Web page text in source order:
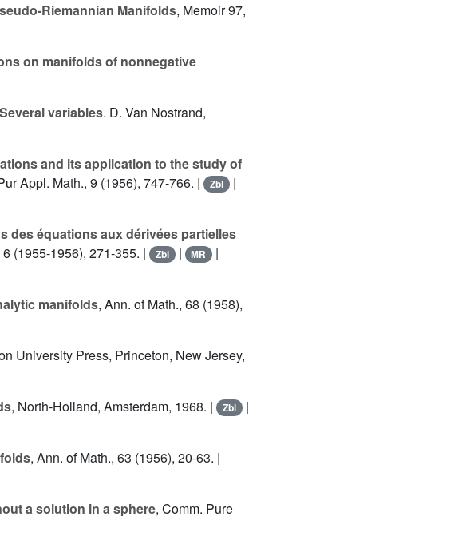
Riemannian Manifolds, Memoir 97,
on manifolds of nonnegative
variables. D. Van Nostrand,
and its application to the study of
Appl. Math., 9 (1956), 747-766. | Zbl |
des équations aux dérivées partielles
(1955-1956), 271-355. | Zbl | MR |
manifolds, Ann. of Math., 68 (1958),
University Press, Princeton, New Jersey,
, North-Holland, Amsterdam, 1968. | Zbl |
, Ann. of Math., 63 (1956), 20-63. |
a solution in a sphere, Comm. Pure